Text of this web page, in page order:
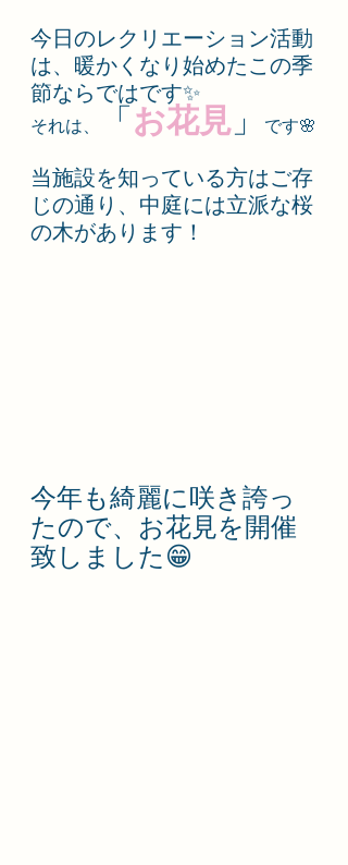
今日のレクリエーション活動
は、暖かくなり始めたこの季
節ならではです✨
それは、 「お花見 」 です🌸
当施設を知っている方はご存
じの通り、中庭には立派な桜
の木があります！
今年も綺麗に咲き誇っ
たので、お花見を開催
致しました😁